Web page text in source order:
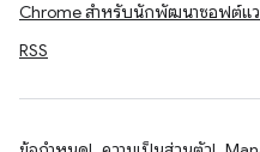
Chrome สำหรับนักพัฒนาซอฟต์แ
RSS